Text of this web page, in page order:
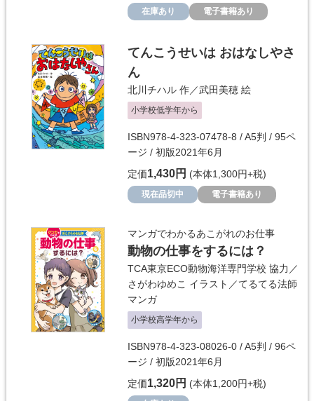
在庫あり 電子書籍あり
てんこうせいは おはなしやさ
ん
北川チハル 作／武田美穂 絵
小学校低学年から
ISBN978-4-323-07478-8 / A5判 / 95ペ
ージ / 初版2021年6月
定価1,430円 (本体1,300円+税)
現在品切中 電子書籍あり
マンガでわかるあこがれのお仕事
動物の仕事をするには？
TCA東京ECO動物海洋専門学校 協力／
さがわゆめこ イラスト／てるてる法師
マンガ
小学校高学年から
ISBN978-4-323-08026-0 / A5判 / 96ペ
ージ / 初版2021年6月
定価1,320円 (本体1,200円+税)